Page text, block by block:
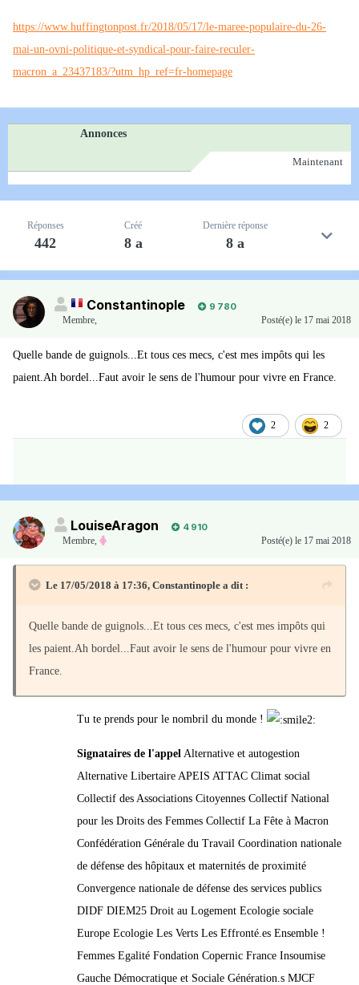
https://www.huffingtonpost.fr/2018/05/17/le-maree-populaire-du-26-
mai-un-ovni-politique-et-syndical-pour-faire-reculer-
macron_a_23437183/?utm_hp_ref=fr-homepage
Annonces
Maintenant
Réponses
442
Créé
8 a
Dernière réponse
8 a
Constantinople
9 780
Membre
Posté(e) le 17 mai 2018
Quelle bande de guignols...Et tous ces mecs, c'est mes impôts qui les
paient.Ah bordel...Faut avoir le sens de l'humour pour vivre en France.
2 2
LouiseAragon
4 910
Membre, Posté(e) le 17 mai 2018
Le 17/05/2018 à 17:36, Constantinople a dit :
Quelle bande de guignols...Et tous ces mecs, c'est mes impôts qui
les paient.Ah bordel...Faut avoir le sens de l'humour pour vivre en
France.
Tu te prends pour le nombril du monde !
Signataires de l'appel Alternative et autogestion
Alternative Libertaire APEIS ATTAC Climat social
Collectif des Associations Citoyennes Collectif National
pour les Droits des Femmes Collectif La Fête à Macron
Confédération Générale du Travail Coordination nationale
de défense des hôpitaux et maternités de proximité
Convergence nationale de défense des services publics
DIDF DIEM25 Droit au Logement Ecologie sociale
Europe Ecologie Les Verts Les Effronté.es Ensemble !
Femmes Egalité Fondation Copernic France Insoumise
Gauche Démocratique et Sociale Génération.s MJCF